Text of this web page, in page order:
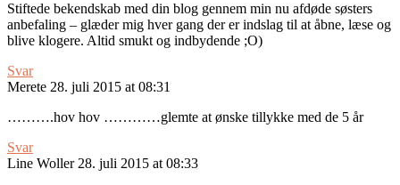
Stiftede bekendskab med din blog gennem min nu afdøde søsters
anbefaling – glæder mig hver gang der er indslag til at åbne, læse og
blive klogere. Altid smukt og indbydende ;O)
Svar
Merete 28. juli 2015 at 08:31
……….hov hov …………glemte at ønske tillykke med de 5 år
Svar
Line Woller 28. juli 2015 at 08:33